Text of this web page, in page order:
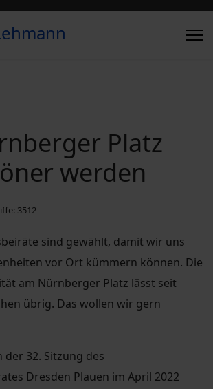
Platz
werden
3512
sind gewählt, damit wir uns
vor Ort kümmern können. Die
am Nürnberger Platz lässt seit
übrig. Das wollen wir gern
der 32. Sitzung des
Dresden Plauen im April 2022